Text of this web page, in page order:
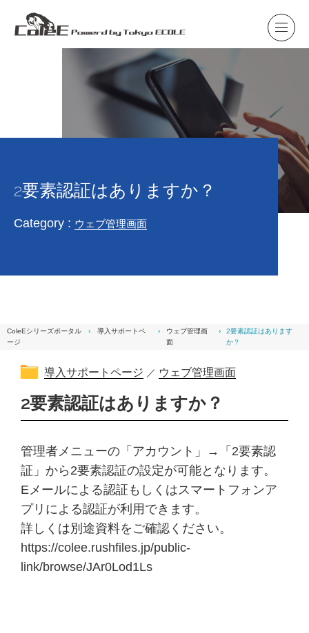
2要素認証はありますか？
Category : ウェブ管理画面
ColeEシリーズポータル › 導入サポートペ
ージ
›
ウェブ管理画
面
›
2要素認証はあります
か？
導入サポートページ ／ ウェブ管理画面
2要素認証はありますか？
管理者メニューの「アカウント」→「2要素認
証」から2要素認証の設定が可能となります。
Eメールによる認証もしくはスマートフォンア
プリによる認証が利用できます。
詳しくは別途資料をご確認ください。
https://colee.rushfiles.jp/public-
link/browse/JAr0Lod1Ls